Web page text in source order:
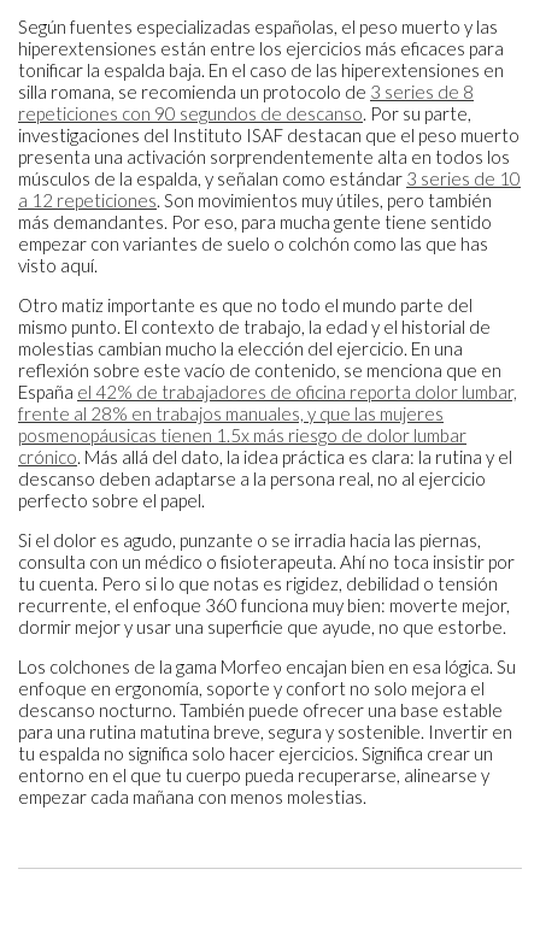
Según fuentes especializadas españolas, el peso muerto y las
hiperextensiones están entre los ejercicios más eficaces para
tonificar la espalda baja. En el caso de las hiperextensiones en
silla romana, se recomienda un protocolo de 3 series de 8
repeticiones con 90 segundos de descanso. Por su parte,
investigaciones del Instituto ISAF destacan que el peso muerto
presenta una activación sorprendentemente alta en todos los
músculos de la espalda, y señalan como estándar 3 series de 10
a 12 repeticiones. Son movimientos muy útiles, pero también
más demandantes. Por eso, para mucha gente tiene sentido
empezar con variantes de suelo o colchón como las que has
visto aquí.
Otro matiz importante es que no todo el mundo parte del
mismo punto. El contexto de trabajo, la edad y el historial de
molestias cambian mucho la elección del ejercicio. En una
reflexión sobre este vacío de contenido, se menciona que en
España el 42% de trabajadores de oficina reporta dolor lumbar,
frente al 28% en trabajos manuales, y que las mujeres
posmenopáusicas tienen 1.5x más riesgo de dolor lumbar
crónico. Más allá del dato, la idea práctica es clara: la rutina y el
descanso deben adaptarse a la persona real, no al ejercicio
perfecto sobre el papel.
Si el dolor es agudo, punzante o se irradia hacia las piernas,
consulta con un médico o fisioterapeuta. Ahí no toca insistir por
tu cuenta. Pero si lo que notas es rigidez, debilidad o tensión
recurrente, el enfoque 360 funciona muy bien: moverte mejor,
dormir mejor y usar una superficie que ayude, no que estorbe.
Los colchones de la gama Morfeo encajan bien en esa lógica. Su
enfoque en ergonomía, soporte y confort no solo mejora el
descanso nocturno. También puede ofrecer una base estable
para una rutina matutina breve, segura y sostenible. Invertir en
tu espalda no significa solo hacer ejercicios. Significa crear un
entorno en el que tu cuerpo pueda recuperarse, alinearse y
empezar cada mañana con menos molestias.